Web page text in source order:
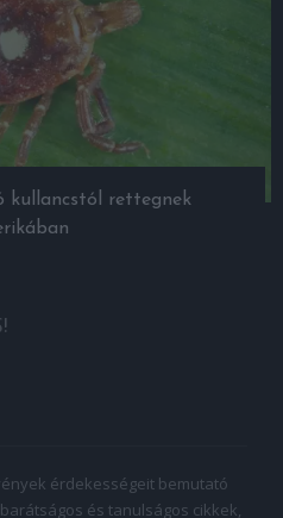
kullancstól rettegnek
érdekességeit bemutató
és tanulságos cikkek,